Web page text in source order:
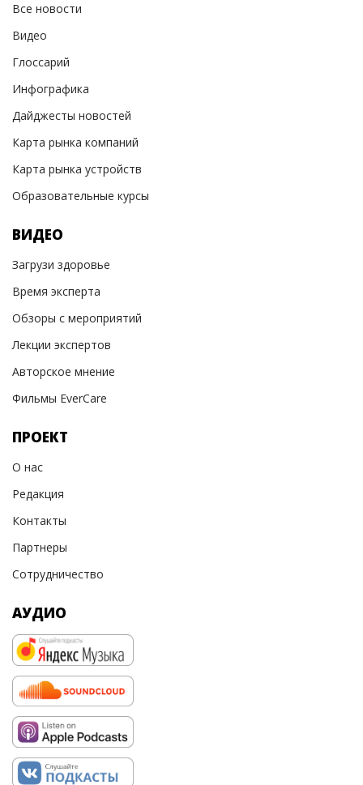
Все новости
Видео
Глоссарий
Инфографика
Дайджесты новостей
Карта рынка компаний
Карта рынка устройств
Образовательные курсы
ВИДЕО
Загрузи здоровье
Время эксперта
Обзоры с мероприятий
Лекции экспертов
Авторское мнение
Фильмы EverCare
ПРОЕКТ
О нас
Редакция
Контакты
Партнеры
Сотрудничество
АУДИО